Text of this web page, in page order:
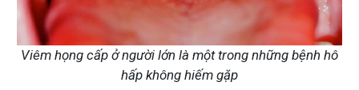
Viêm họng cấp ở người lớn là một trong những bệnh hô
hấp không hiếm gặp